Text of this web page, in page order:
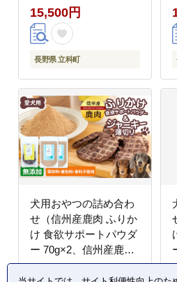
15,500円
長野県 立科町
犬用おやつの詰め合わ
せ（信州産鹿肉 ふりか
け 食欲サポートパウダ
ー 70g×2、信州産鹿肉
ジャーキー 薄切り